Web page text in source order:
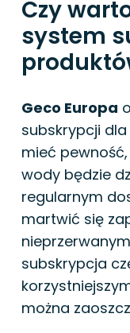
Czy
system
Geco Europa
subskrypcji
mieć
wody będzie
regularnym
martwić się
subskrypcja
można